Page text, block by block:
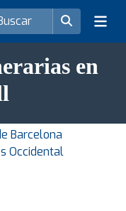
en
Barcelona
Occidental